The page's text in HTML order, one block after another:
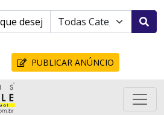
PUBLICAR ANÚNCIO